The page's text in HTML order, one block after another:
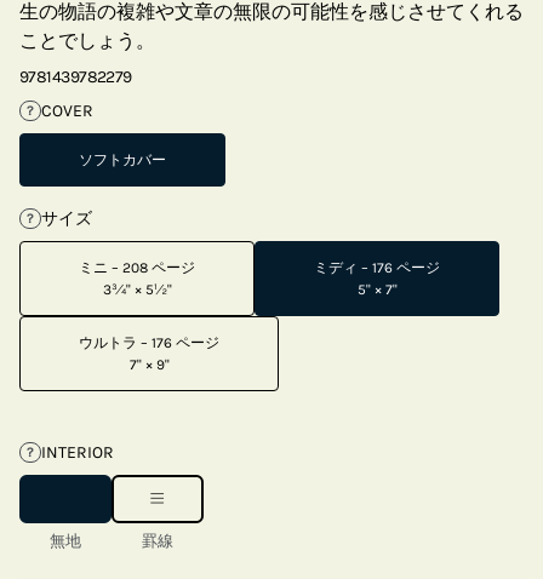
生の物語の複雑や文章の無限の可能性を感じさせてくれる
ことでしょう。
9781439782279
? COVER
ソフトカバー
? サイズ
ミニ – 208 ページ
3¾" × 5½"
ミディ – 176 ページ
5" × 7"
ウルトラ – 176 ページ
7" × 9"
? INTERIOR
無地 罫線